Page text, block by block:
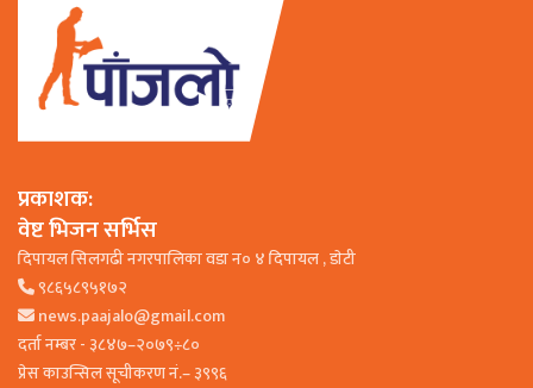
प्रकाशक:
वेष्ट भिजन सर्भिस
दिपायल सिलगढी नगरपालिका वडा न० ४ दिपायल , डाेटी
९८६५८९५१७२
news.paajalo@gmail.com
दर्ता नम्बर - ३८४७–२०७९÷८०
प्रेस काउन्सिल सूचीकरण नं.– ३९९६